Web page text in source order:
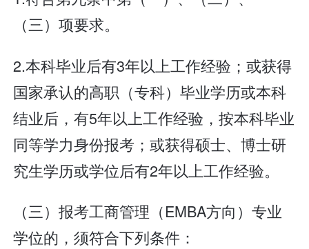
（三）项要求。
2.本科毕业后有3年以上工作经验；或获得
国家承认的高职（专科）毕业学历或本科
结业后，有5年以上工作经验，按本科毕业
同等学力身份报考；或获得硕士、博士研
究生学历或学位后有2年以上工作经验。
（三）报考工商管理（EMBA方向）专业
学位的，须符合下列条件：